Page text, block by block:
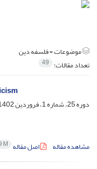
موضوعات =فلسفه دین
تعداد مقالات: 49
دوره 25، شماره 1، فروردین 1402، صفحه
مشاهده مقاله
اصل مقاله M